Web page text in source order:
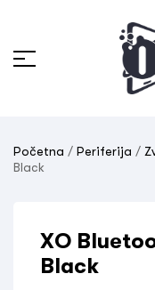
Početna / Periferija /
Black
XO
Black